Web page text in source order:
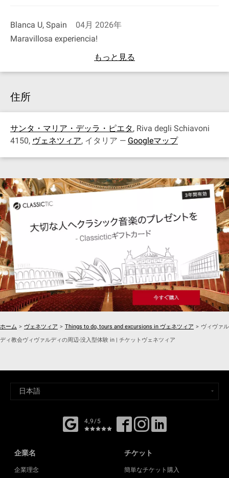
Blanca U, Spain
04月 2026年
Maravillosa experiencia!
もっと見る
住所
サンタ・マリア・デッラ・ピエタ, Riva degli Schiavoni
4150, ヴェネツィア, イタリア — Googleマップ
ホーム > ヴェネツィア > Things to do, tours and excursions in ヴェネツィア > ヴィヴァル
ディ教会ヴィヴァルディの周辺-没入型体験 in | チケットヴェネツィア
4,9/5
企業名
企業理念
チケット
簡単なチケット購入